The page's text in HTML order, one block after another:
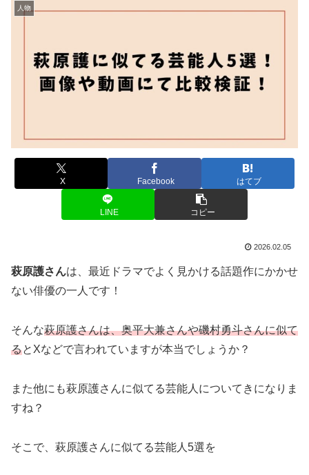
人物
X Facebook はてブ
LINE コピー
2026.02.05
萩原護さんは、最近ドラマでよく見かける話題作にかかせ
ない俳優の一人です！
そんな萩原護さんは、奥平大兼さんや磯村勇斗さんに似て
るとXなどで言われていますが本当でしょうか？
また他にも萩原護さんに似てる芸能人についてきになりま
すね？
そこで、萩原護さんに似てる芸能人5選を